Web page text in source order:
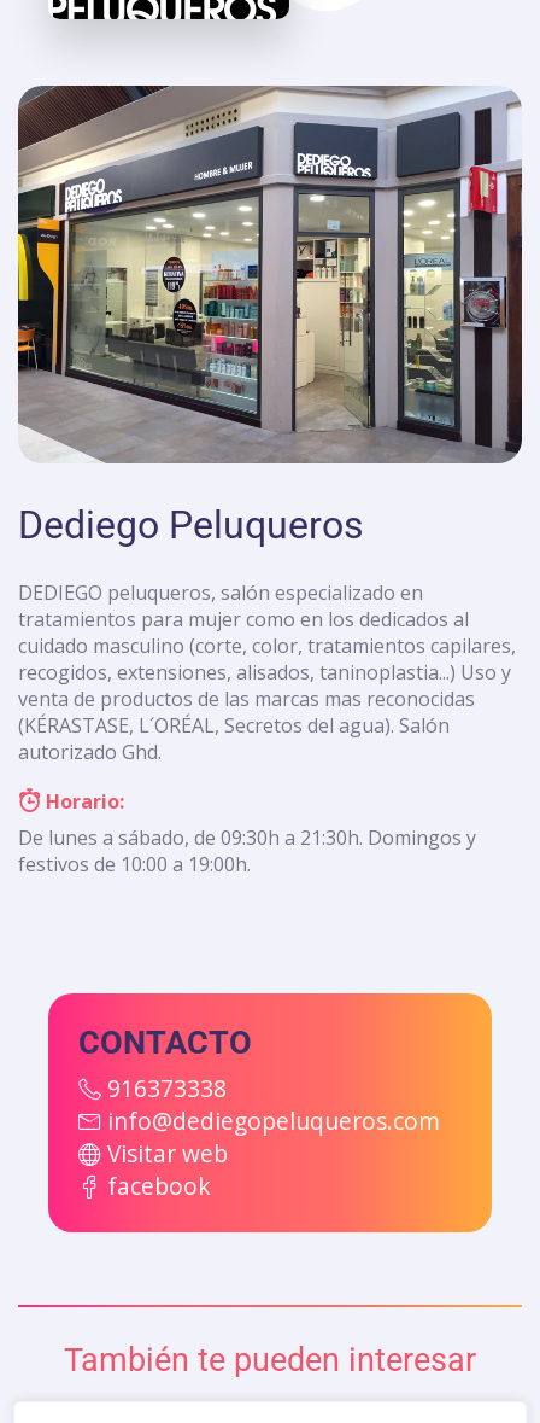
Dediego Peluqueros
DEDIEGO peluqueros, salón especializado en
tratamientos para mujer como en los dedicados al
cuidado masculino (corte, color, tratamientos capilares,
recogidos, extensiones, alisados, taninoplastia...) Uso y
venta de productos de las marcas mas reconocidas
(KÉRASTASE, L´ORÉAL, Secretos del agua). Salón
autorizado Ghd.
Horario:
De lunes a sábado, de 09:30h a 21:30h. Domingos y
festivos de 10:00 a 19:00h.
CONTACTO
916373338
info@dediegopeluqueros.com
Visitar web
facebook
También te pueden interesar